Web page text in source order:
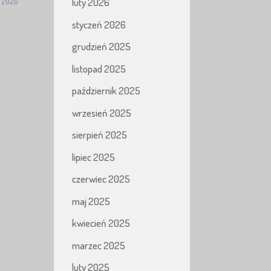
styczeń 2026
grudzień 2025
listopad 2025
październik 2025
wrzesień 2025
sierpień 2025
lipiec 2025
czerwiec 2025
maj 2025
kwiecień 2025
marzec 2025
luty 2025